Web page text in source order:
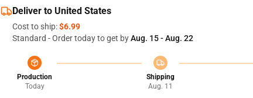
Deliver to United States
Cost to ship:$6.99
Standard - Order today to get byAug. 15 - Aug. 22
Production
Today
Shipping
Aug. 11